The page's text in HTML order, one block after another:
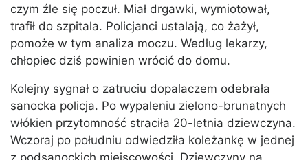
czym źle się poczuł. Miał drgawki, wymiotował,
trafił do szpitala. Policjanci ustalają, co żażył,
pomoże w tym analiza moczu. Według lekarzy,
chłopiec dziś powinien wrócić do domu.
Kolejny sygnał o zatruciu dopalaczem odebrała
sanocka policja. Po wypaleniu zielono-brunatnych
włókien przytomność straciła 20-letnia dziewczyna.
Wczoraj po południu odwiedziła koleżankę w jednej